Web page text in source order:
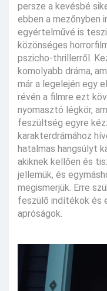
persze a kevésbé
ebben a mezőnyben
egyértelművé is
közönséges
pszicho-thrillerről.
komolyabb dráma,
már a legelején egy
révén a filmre ezt
nyomasztó légkör,
feszültség egyre
karakterdrámához
hatalmas hangsúlyt
akiknek kellően és
jellemük, és
megismerjük. Erre
feszülő indítékok és
apróságok.